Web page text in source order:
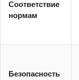
Соответствие
нормам
Безопасность